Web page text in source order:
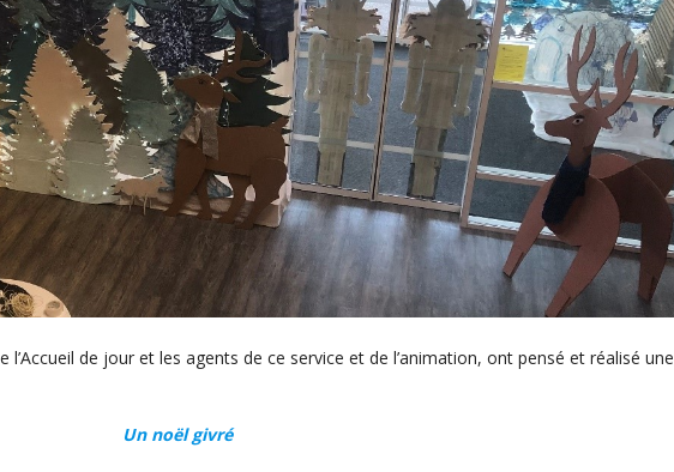
de jour et les agents de ce service et de l’animation, ont pensé et réalisé une
Un noël givré